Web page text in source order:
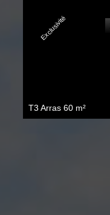
Exclusivité
T3 Arras 60 m²